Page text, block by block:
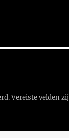
Vereiste velden